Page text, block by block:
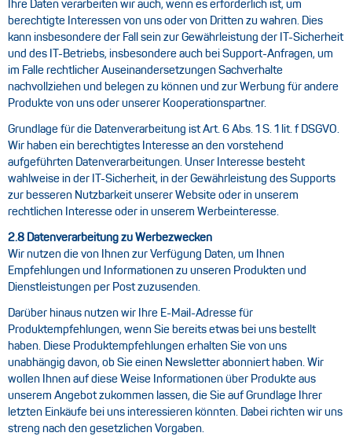
Ihre Daten verarbeiten wir auch, wenn es erforderlich ist, um
berechtigte Interessen von uns oder von Dritten zu wahren. Dies
kann insbesondere der Fall sein zur Gewährleistung der IT-Sicherheit
und des IT-Betriebs, insbesondere auch bei Support-Anfragen, um
im Falle rechtlicher Auseinandersetzungen Sachverhalte
nachvollziehen und belegen zu können und zur Werbung für andere
Produkte von uns oder unserer Kooperationspartner.
Grundlage für die Datenverarbeitung ist Art. 6 Abs. 1 S. 1 lit. f DSGVO.
Wir haben ein berechtigtes Interesse an den vorstehend
aufgeführten Datenverarbeitungen. Unser Interesse besteht
wahlweise in der IT-Sicherheit, in der Gewährleistung des Supports
zur besseren Nutzbarkeit unserer Website oder in unserem
rechtlichen Interesse oder in unserem Werbeinteresse.
2.8 Datenverarbeitung zu Werbezwecken
Wir nutzen die von Ihnen zur Verfügung Daten, um Ihnen
Empfehlungen und Informationen zu unseren Produkten und
Dienstleistungen per Post zuzusenden.
Darüber hinaus nutzen wir Ihre E-Mail-Adresse für
Produktempfehlungen, wenn Sie bereits etwas bei uns bestellt
haben. Diese Produktempfehlungen erhalten Sie von uns
unabhängig davon, ob Sie einen Newsletter abonniert haben. Wir
wollen Ihnen auf diese Weise Informationen über Produkte aus
unserem Angebot zukommen lassen, die Sie auf Grundlage Ihrer
letzten Einkäufe bei uns interessieren könnten. Dabei richten wir uns
streng nach den gesetzlichen Vorgaben.